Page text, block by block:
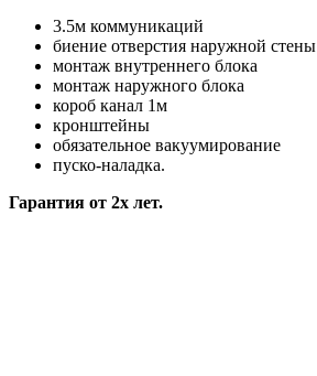
3.5м коммуникаций
биение отверстия наружной стены
монтаж внутреннего блока
монтаж наружного блока
короб канал 1м
кронштейны
обязательное вакуумирование
пуско-наладка.
Гарантия от 2х лет.